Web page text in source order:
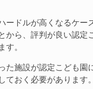
ードルが高くなるケー
から、評判が良い認定
。
た施設が認定こども園
おく必要があります。